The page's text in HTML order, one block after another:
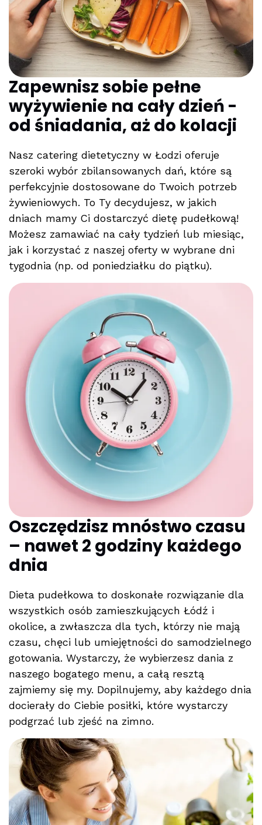
Zapewnisz sobie pełne
wyżywienie na cały dzień -
od śniadania, aż do kolacji
Nasz catering dietetyczny w Łodzi oferuje
szeroki wybór zbilansowanych dań, które są
perfekcyjnie dostosowane do Twoich potrzeb
żywieniowych. To Ty decydujesz, w jakich
dniach mamy Ci dostarczyć dietę pudełkową!
Możesz zamawiać na cały tydzień lub miesiąc,
jak i korzystać z naszej oferty w wybrane dni
tygodnia (np. od poniedziałku do piątku).
Oszczędzisz mnóstwo czasu
– nawet 2 godziny każdego
dnia
Dieta pudełkowa to doskonałe rozwiązanie dla
wszystkich osób zamieszkujących Łódź i
okolice, a zwłaszcza dla tych, którzy nie mają
czasu, chęci lub umiejętności do samodzielnego
gotowania. Wystarczy, że wybierzesz dania z
naszego bogatego menu, a całą resztą
zajmiemy się my. Dopilnujemy, aby każdego dnia
docierały do Ciebie posiłki, które wystarczy
podgrzać lub zjeść na zimno.